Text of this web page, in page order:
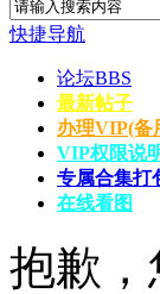
快捷导航
论坛BBS
最新帖子
办理VIP(备
VIP权限说
专属合集打
在线看图
抱歉